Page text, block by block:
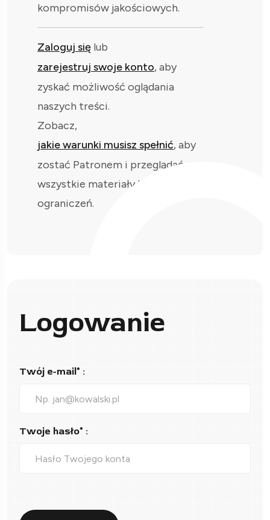
kompromisów jakościowych.
Zaloguj się lub
zarejestruj swoje konto, aby
zyskać możliwość oglądania
naszych treści.
Zobacz,
jakie warunki musisz spełnić, aby
zostać Patronem i przeglądać
wszystkie materiały bez
ograniczeń.
Logowanie
Twój e-mail* :
Twoje hasło* :